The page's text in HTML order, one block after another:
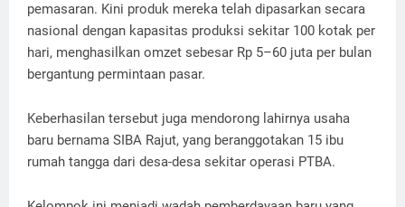
pemasaran. Kini produk mereka telah dipasarkan secara
nasional dengan kapasitas produksi sekitar 100 kotak per
hari, menghasilkan omzet sebesar Rp 5–60 juta per bulan
bergantung permintaan pasar.
Keberhasilan tersebut juga mendorong lahirnya usaha
baru bernama SIBA Rajut, yang beranggotakan 15 ibu
rumah tangga dari desa-desa sekitar operasi PTBA.